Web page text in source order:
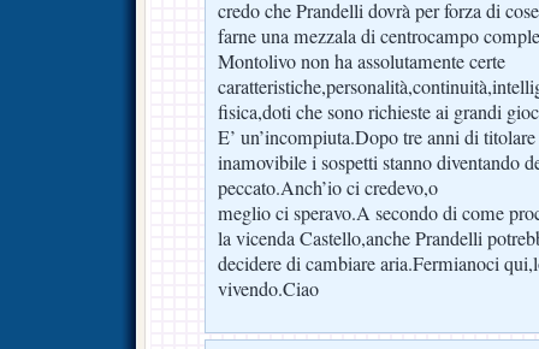
credo che Prandelli dovrà per forza di
farne una mezzala di centrocampo
Montolivo non ha assolutamente certe
fisica,doti che sono richieste ai grandi
E’ un’incompiuta.Dopo tre anni di titolare
inamovibile i sospetti stanno diventando
peccato.Anch’io ci credevo,o
meglio ci speravo.A secondo di come
la vicenda Castello,anche Prandelli
decidere di cambiare aria.Fermianoci
vivendo.Ciao